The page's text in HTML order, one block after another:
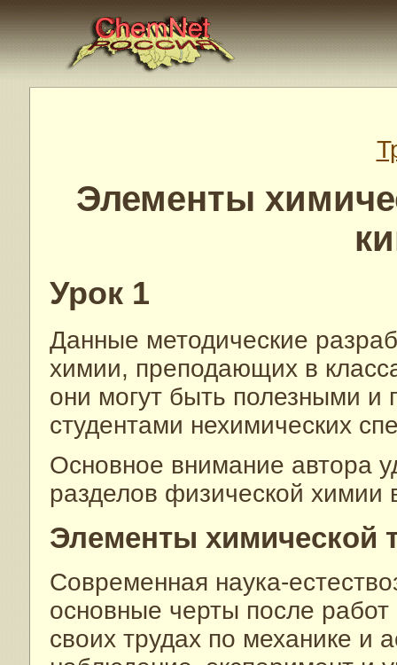
Элементы
Урок 1
Данные методические
химии, преподающих в
они могут быть полезными
студентами нехимических
Основное внимание автора
разделов физической химии
Элементы химической
Современная наука-
основные черты после
своих трудах по механике и